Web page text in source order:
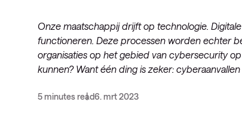
Onze maatschappij drijft op technologie.
functioneren. Deze processen worden echter
organisaties op het gebied van cybersecurity
kunnen? Want één ding is zeker:
5 minutes read6. mrt 2023